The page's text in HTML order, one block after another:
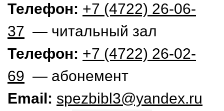
Телефон: +7 (4722) 26-06-
37 — читальный зал
Телефон: +7 (4722) 26-02-
69 — абонемент
Email: spezbibl3@yandex.ru